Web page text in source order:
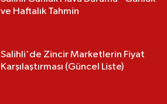
ve Haftalık Tahmin
Salihli'de Zincir Marketlerin Fiyat
Karşılaştırması (Güncel Liste)